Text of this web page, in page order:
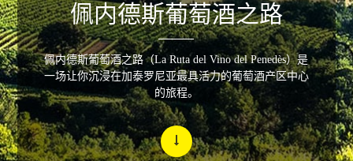
佩内德斯葡萄酒之路
佩内德斯葡萄酒之路（La Ruta del Vino del Penedès）是
一场让你沉浸在加泰罗尼亚最具活力的葡萄酒产区中心
的旅程。